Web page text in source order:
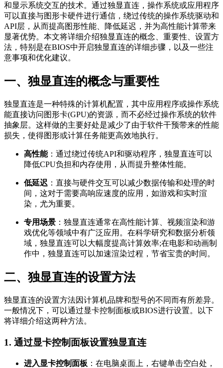
和显示系统交互的技术。通过独显直连，操作系统或应用程序
可以直接与图形卡硬件进行通信，绕过传统的操作系统驱动和
API层，从而提高图形性能、降低延迟，并为高性能计算带来
显著优势。本文将详细介绍独显直连的概念、重要性、设置方
法，特别是在BIOS中开启独显直连的详细步骤，以及一些注
意事项和优化建议。
一、独显直连的概念与重要性
独显直连是一种特殊的计算机配置，其中应用程序或操作系统
能直接访问图形卡(GPU)的资源，而不必经过操作系统的软件
抽象层。这样做的主要好处是减少了由于软件干预带来的性能
损失，使得图形或计算任务能更高效地执行。
高性能：通过绕过传统API和驱动程序，独显直连可以
降低CPU负担和内存使用，从而提升整体性能。
低延迟 ：直接与硬件交互可以减少数据传输和处理的时
间，这对于需要高响应速度的应用，如游戏和实时渲
染，尤为重要。
专用场景 ：独显直连通常在高性能计算、视频渲染和游
戏优化等领域中有广泛应用。在科学研究和数据分析领
域，独显直连可以大幅度提高计算效率;在电影和动画制
作中，独显直连可以加速渲染过程，节省宝贵的时间。
二、独显直连的设置方法
独显直连的设置方法因计算机品牌和型号的不同而有所差异。
一般情况下，可以通过显卡控制面板或BIOS进行设置。以下
将详细介绍这两种方法。
1. 通过显卡控制面板设置独显直连
进入显卡控制面板 ：在电脑桌面上，右键单击空白处，